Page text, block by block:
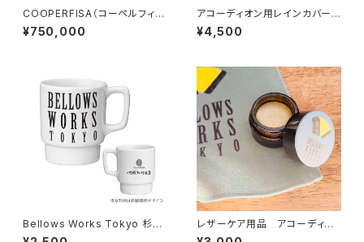
COOPERFISA（コーペルフィ
サ）
¥750,000
アコーディオン用レインカバー
中型 カラーオーダー【ドイツ水
害チャリティ商品】
¥4,500
Bellows Works Tokyo 杉綾
珈琲豆店 マグカップ
レザーケア用品 アコーディオ
ンベルト用